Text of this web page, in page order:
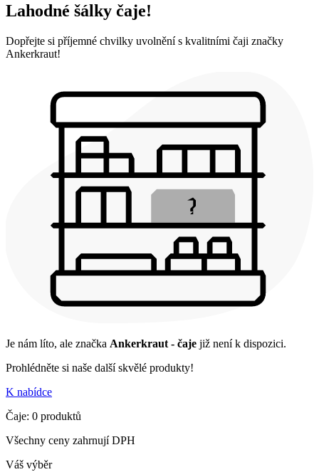
Lahodné šálky čaje!
Dopřejte si příjemné chvilky uvolnění s kvalitními čaji značky
Ankerkraut!
Je nám líto, ale značka Ankerkraut - čaje již není k dispozici.
Prohlédněte si naše další skvělé produkty!
K nabídce
Čaje: 0 produktů
Všechny ceny zahrnují DPH
Váš výběr